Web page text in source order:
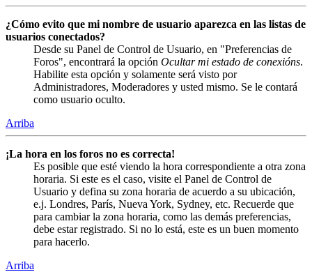
¿Cómo evito que mi nombre de usuario aparezca en las listas de
usuarios conectados?
Desde su Panel de Control de Usuario, en "Preferencias de
Foros", encontrará la opción Ocultar mi estado de conexións.
Habilite esta opción y solamente será visto por
Administradores, Moderadores y usted mismo. Se le contará
como usuario oculto.
Arriba
¡La hora en los foros no es correcta!
Es posible que esté viendo la hora correspondiente a otra zona
horaria. Si este es el caso, visite el Panel de Control de
Usuario y defina su zona horaria de acuerdo a su ubicación,
e.j. Londres, París, Nueva York, Sydney, etc. Recuerde que
para cambiar la zona horaria, como las demás preferencias,
debe estar registrado. Si no lo está, este es un buen momento
para hacerlo.
Arriba